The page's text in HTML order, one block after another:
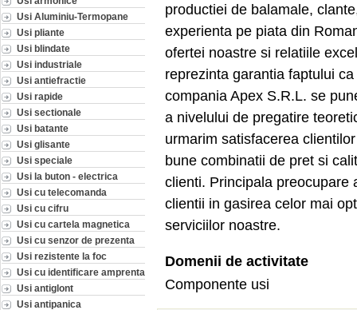
Usi Aluminiu-Termopane
Usi pliante
Usi blindate
Usi industriale
Usi antiefractie
Usi rapide
Usi sectionale
Usi batante
Usi glisante
Usi speciale
Usi la buton - electrica
Usi cu telecomanda
Usi cu cifru
Usi cu cartela magnetica
Usi cu senzor de prezenta
Usi rezistente la foc
Usi cu identificare amprenta
Usi antiglont
Usi antipanica
productiei de balamale,
experienta pe piata din
ofertei noastre si relatiile
reprezinta garantia faptului
compania Apex S.R.L. se
a nivelului de pregatire
urmarim satisfacerea
bune combinatii de pret si
clienti. Principala preocupare
clientii in gasirea celor mai
serviciilor noastre.
Domenii de activitate
Componente usi